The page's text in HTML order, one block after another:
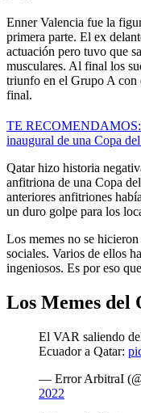
Enner Valencia fue la
primera parte. El ex
actuación pero tuvo que
musculares. Al final los
triunfo en el Grupo A con
final.
TE RECOMENDAMOS:
inaugural de una Copa
Qatar hizo historia
anfitriona de una Copa
anteriores anfitriones
un duro golpe para los
Los memes no se
sociales. Varios de ellos
ingeniosos. Es por eso
Los Memes del
El VAR saliendo
Ecuador a Qatar:
— Error ArbitraI
2022